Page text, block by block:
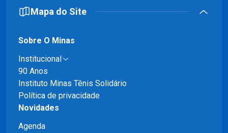
Mapa do Site
Sobre O Minas
Institucional
90 Anos
Instituto Minas Tênis Solidário
Política de privacidade
Novidades
Agenda